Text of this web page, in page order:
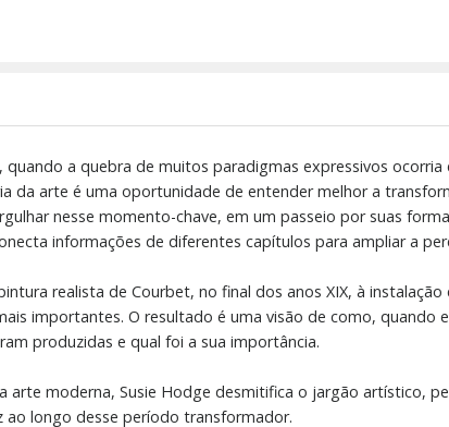
a quebra de muitos paradigmas expressivos
da arte é uma oportunidade de entender melhor a
nesse momento-chave, em um passeio por suas
informações de diferentes capítulos para ampliar a
realista de Courbet, no final dos anos XIX, à
importantes. O resultado é uma visão de como, quando
produzidas e qual foi a sua importância.
arte moderna, Susie Hodge desmitifica o jargão artístico,
longo desse período transformador.